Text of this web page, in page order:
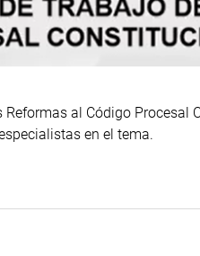
Reformas al Código
en el tema.